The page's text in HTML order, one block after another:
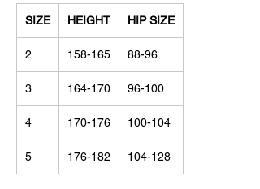
SIZE HEIGHT HIP SIZE
2 158-165 88-96
3 164-170 96-100
4 170-176 100-104
5 176-182 104-128